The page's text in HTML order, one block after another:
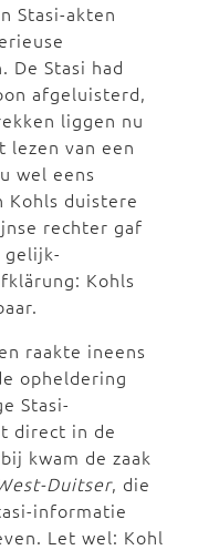
Stasi-akten
De Stasi had
afgeluisterd,
liggen nu
lezen van een
wel eens
Kohls duistere
rechter gaf
gelijk-
Kohls
raakte ineens
opheldering
Stasi-
direct in de
kwam de zaak
Duitser, die
informatie
Let wel: Kohl